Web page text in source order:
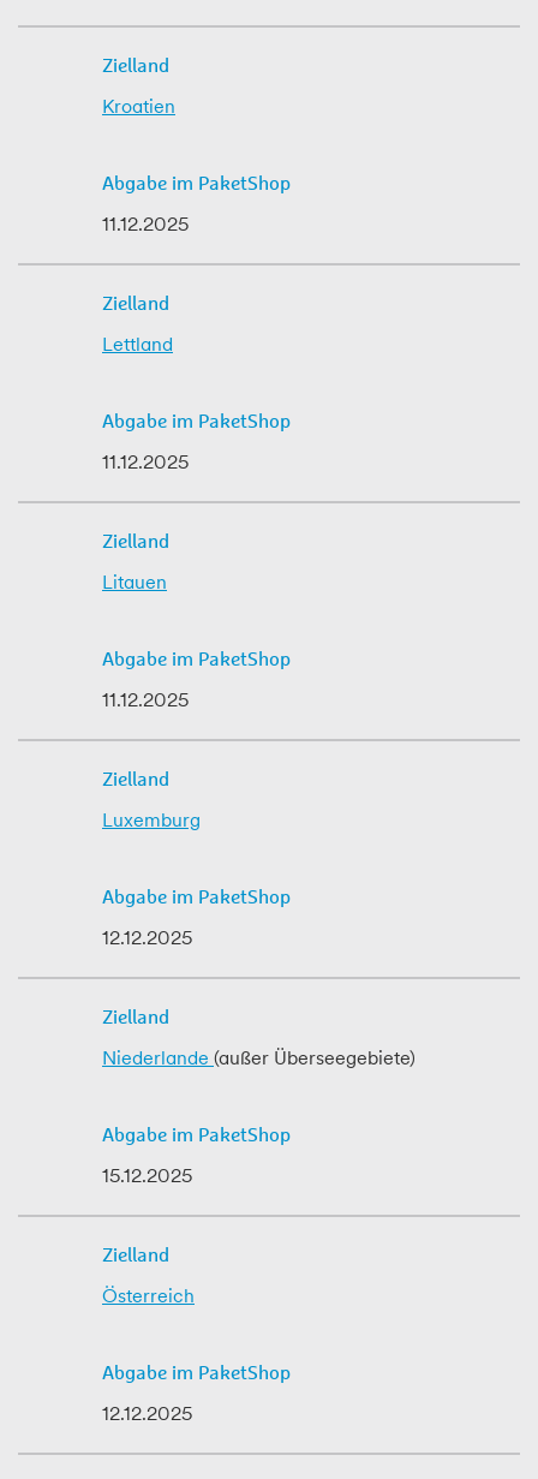
Kroatien
11.12.2025
Lettland
11.12.2025
Litauen
11.12.2025
Luxemburg
12.12.2025
Niederlande (außer Überseegebiete)
15.12.2025
Österreich
12.12.2025